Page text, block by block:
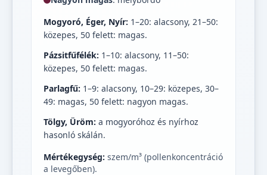
Mogyoró, Éger, Nyír: 1–20: alacsony, 21–50:
közepes, 50 felett: magas.
Pázsitfűfélék: 1–10: alacsony, 11–50:
közepes, 50 felett: magas.
Parlagfű: 1–9: alacsony, 10–29: közepes, 30–
49: magas, 50 felett: nagyon magas.
Tölgy, Üröm: a mogyoróhoz és nyírhoz
hasonló skálán.
Mértékegység: szem/m³ (pollenkoncentráció
a levegőben).